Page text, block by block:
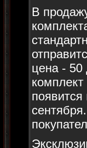
В
цена -